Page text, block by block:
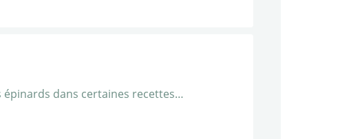
épinards dans certaines recettes…